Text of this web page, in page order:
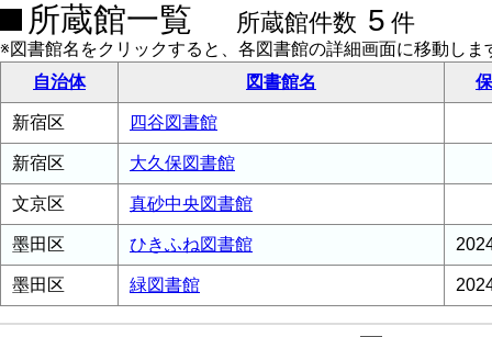
所蔵館一覧 所蔵館件数 5 件
※図書館名をクリックすると、各図書館の詳細画面に移動しま
自治体
図書館名
新宿区 四谷図書館
新宿区 大久保図書館
文京区 真砂中央図書館
墨田区 ひきふね図書館
墨田区 緑図書館